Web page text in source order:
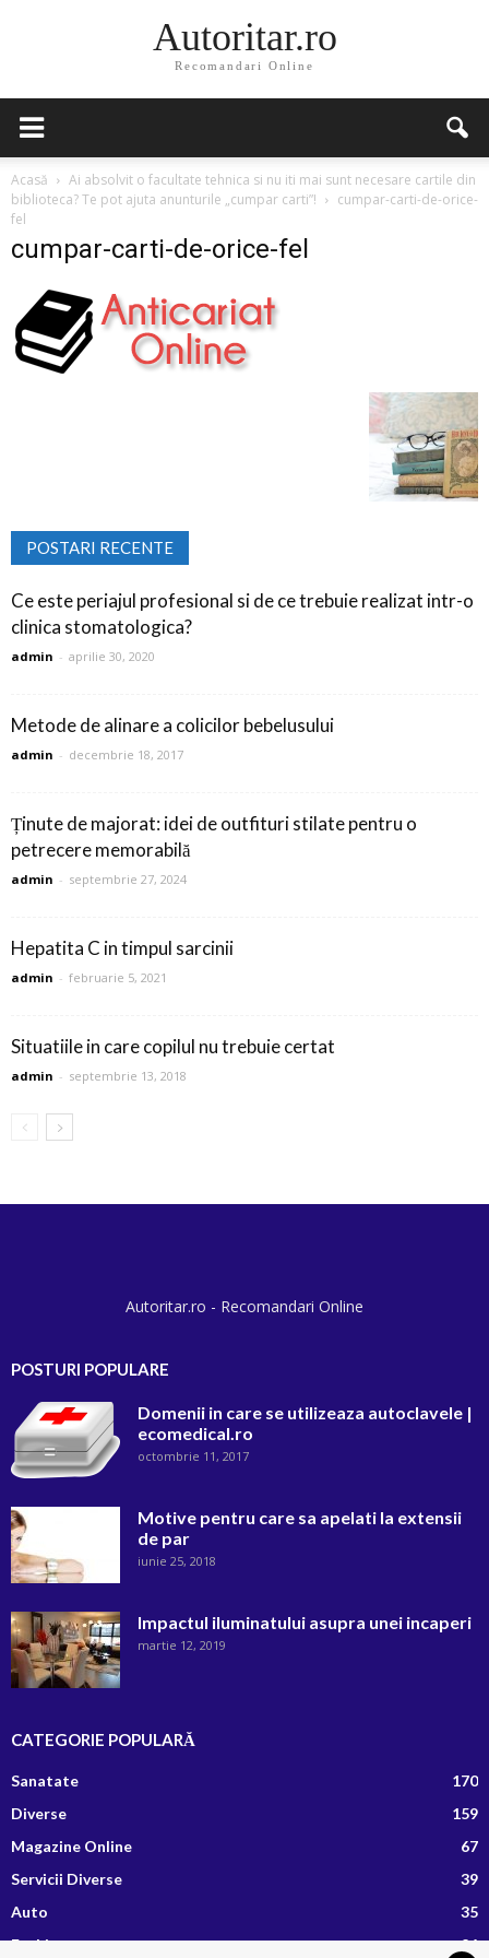
Autoritar.ro
Recomandari Online
Acasă
Ai absolvit o facultate tehnica si nu iti mai sunt necesare cartile din
biblioteca? Te pot ajuta anunturile „cumpar carti”!
cumpar-carti-de-orice-
fel
cumpar-carti-de-orice-fel
POSTARI RECENTE
Ce este periajul profesional si de ce trebuie realizat intr-o
clinica stomatologica?
admin - aprilie 30, 2020
Metode de alinare a colicilor bebelusului
admin - decembrie 18, 2017
Ținute de majorat: idei de outfituri stilate pentru o
petrecere memorabilă
admin - septembrie 27, 2024
Hepatita C in timpul sarcinii
admin - februarie 5, 2021
Situatiile in care copilul nu trebuie certat
admin - septembrie 13, 2018
Autoritar.ro - Recomandari Online
POSTURI POPULARE
Domenii in care se utilizeaza autoclavele |
ecomedical.ro
octombrie 11, 2017
Motive pentru care sa apelati la extensii
de par
iunie 25, 2018
Impactul iluminatului asupra unei incaperi
martie 12, 2019
CATEGORIE POPULARĂ
Sanatate
170
Diverse
159
Magazine Online
67
Servicii Diverse
39
Auto
35
Fashion
26